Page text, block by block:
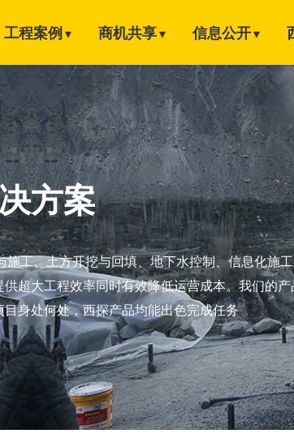
工程案例▼ 商机共享▼ 信息公开▼
方案
工、土方开挖与回填、地下水控制、信息化施
超大工程效率同时有效降低运营成本。我们的
身处何处，西探产品均能出色完成任务